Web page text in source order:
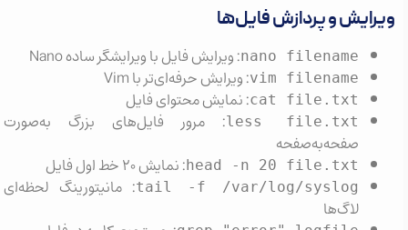
و پردازش فایل‌ها
nano filename: ویرایش فایل با ویرایشگر ساده Nano
vim filename : ویرایش حرفه‌ای‌تر با Vim
cat file.txt : نمایش محتوای فایل
less file.txt: مرور فایل‌های بزرگ به‌صورت
صفحه‌به‌صفحه
head -n 20 file.txt: نمایش ۲۰ خط اول فایل
tail -f /var/log/syslog: مانیتورینگ لحظه‌ای
لاگ‌ها